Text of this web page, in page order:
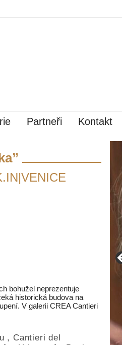
Partneři Kontakt
bohužel neprezentuje
historická budova na
V galerii CREA Cantieri
, Cantieri del